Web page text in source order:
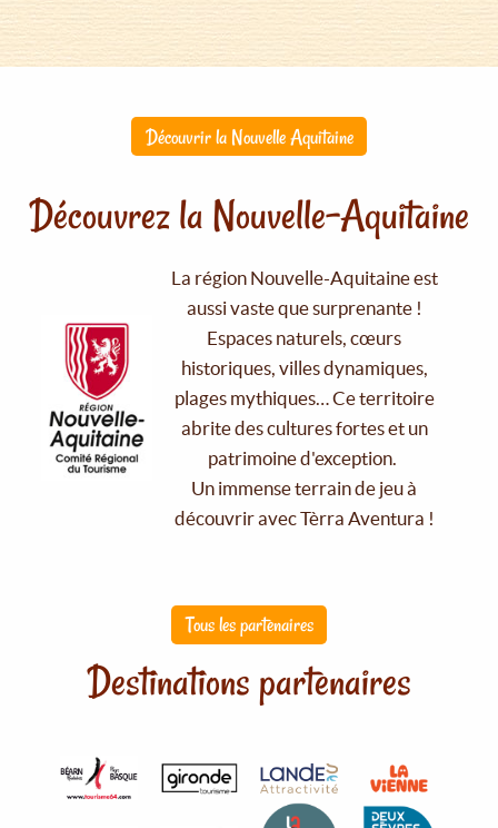
Découvrir la Nouvelle Aquitaine
Découvrez la Nouvelle-Aquitaine
La région Nouvelle-Aquitaine est
aussi vaste que surprenante !
Espaces naturels, cœurs
historiques, villes dynamiques,
plages mythiques… Ce territoire
abrite des cultures fortes et un
patrimoine d'exception.
Un immense terrain de jeu à
découvrir avec Tèrra Aventura !
Tous les partenaires
Destinations partenaires